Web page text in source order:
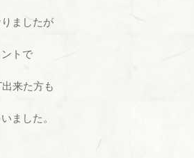
ましたが
トで
来た方も
ました。